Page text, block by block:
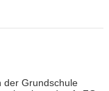
der Grundschule